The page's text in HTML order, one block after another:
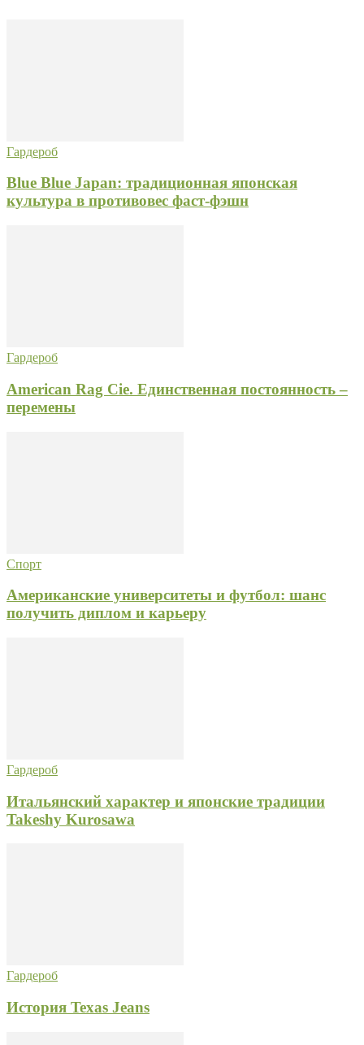
Гардероб
Blue Blue Japan: традиционная японская
культура в противовес фаст-фэшн
Гардероб
American Rag Cie. Единственная постоянность –
перемены
Спорт
Американские университеты и футбол: шанс
получить диплом и карьеру
Гардероб
Итальянский характер и японские традиции
Takeshy Kurosawa
Гардероб
История Texas Jeans